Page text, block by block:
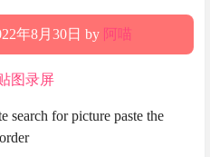
年8月30日 by 阿喵
图录屏
search for picture paste the